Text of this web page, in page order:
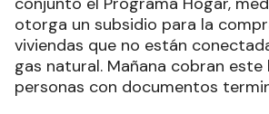
otorga un subsidio para la
viviendas que no están
gas natural. Mañana cobran este
personas con documentos